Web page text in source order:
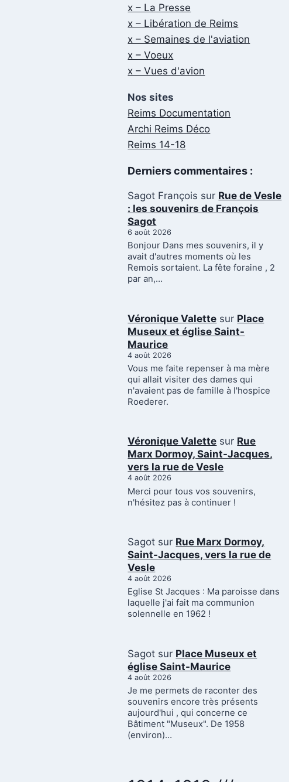
x – La Presse
x – Libération de Reims
x – Semaines de l'aviation
x – Voeux
x – Vues d'avion
Nos sites
Reims Documentation
Archi Reims Déco
Reims 14-18
Derniers commentaires :
Sagot François sur Rue de Vesle
: les souvenirs de François
Sagot
6 août 2026
Bonjour Dans mes souvenirs, il y
avait d'autres moments où les
Remois sortaient. La fête foraine , 2
par an,…
Véronique Valette sur Place
Museux et église Saint-
Maurice
4 août 2026
Vous me faite repenser à ma mère
qui allait visiter des dames qui
n'avaient pas de famille à l'hospice
Roederer.
Véronique Valette sur Rue
Marx Dormoy, Saint-Jacques,
vers la rue de Vesle
4 août 2026
Merci pour tous vos souvenirs,
n'hésitez pas à continuer !
Sagot sur Rue Marx Dormoy,
Saint-Jacques, vers la rue de
Vesle
4 août 2026
Eglise St Jacques : Ma paroisse dans
laquelle j'ai fait ma communion
solennelle en 1962 !
Sagot sur Place Museux et
église Saint-Maurice
4 août 2026
Je me permets de raconter des
souvenirs encore très présents
aujourd'hui , qui concerne ce
Bâtiment "Museux". De 1958
(environ)…